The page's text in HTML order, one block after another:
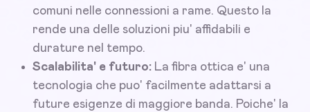
comuni nelle connessioni a rame. Questo la
rende una delle soluzioni piu' affidabili e
durature nel tempo.
Scalabilita' e futuro: La fibra ottica e' una
tecnologia che puo' facilmente adattarsi a
future esigenze di maggiore banda. Poiche' la